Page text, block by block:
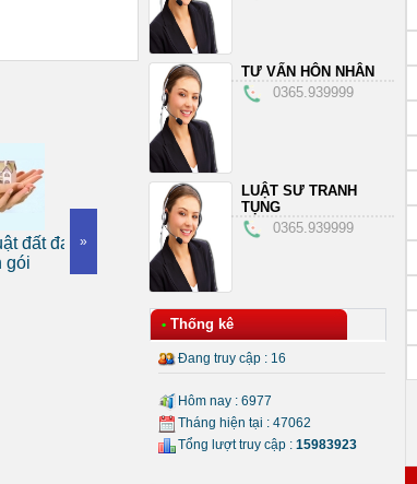
»
đai
Dịch vụ luật sư tranh
tụng
Dịch vụ tư vấn pháp
TƯ VẤN HÔN NHÂN
0365.939999
LUẬT SƯ TRANH
TỤNG
0365.939999
• Thống kê
Đang truy cập : 16
Hôm nay : 6977
Tháng hiện tại : 47062
Tổng lượt truy cập : 15983923